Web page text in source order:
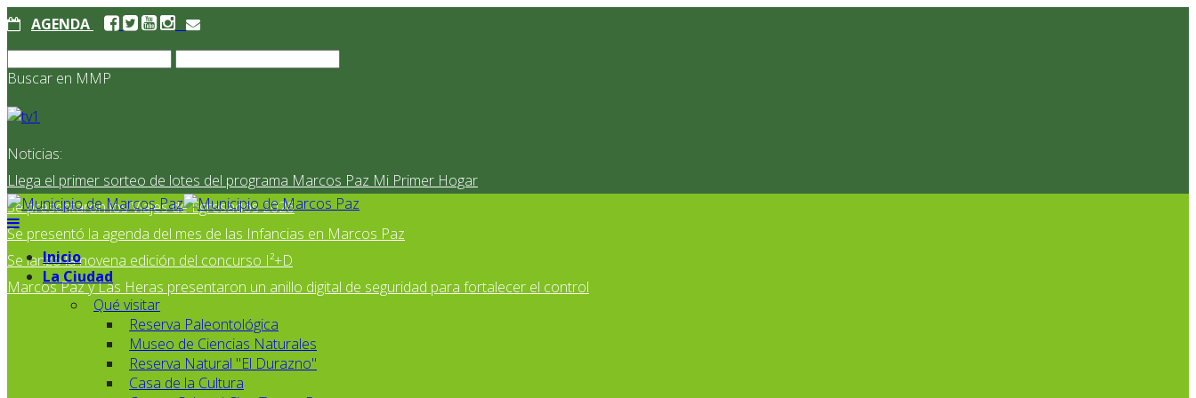
AGENDA
Buscar en MMP
Noticias:
Llega el primer sorteo de lotes del programa Marcos Paz Mi Primer Hogar
Se presentaron los Viajes de Egresados 2026
Se presentó la agenda del mes de las Infancias en Marcos Paz
Se lanzó la novena edición del concurso I²+D
Marcos Paz y Las Heras presentaron un anillo digital de seguridad para fortalecer el control
Inicio
La Ciudad
Qué visitar
Reserva Paleontológica
Museo de Ciencias Naturales
Reserva Natural "El Durazno"
Casa de la Cultura